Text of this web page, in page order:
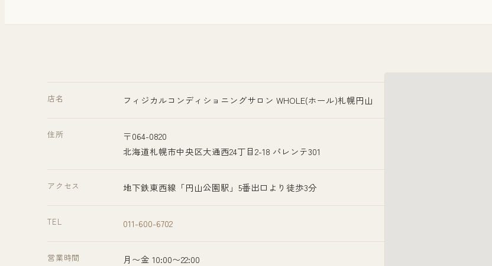
店名 フィジカルコンディショニングサロン WHOLE(ホール)札幌円山
住所
〒064-0820
北海道札幌市中央区大通西24丁目2-18 パレンテ301
アクセス 地下鉄東西線「円山公園駅」5番出口より徒歩3分
TEL 011-600-6702
営業時間
月〜金 10:00〜22:00